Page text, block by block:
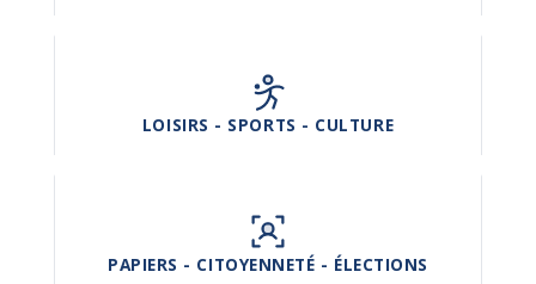
LOISIRS - SPORTS - CULTURE
PAPIERS - CITOYENNETÉ - ÉLECTIONS